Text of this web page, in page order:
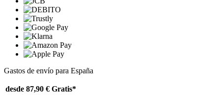
Gastos de envío para España
desde 87,90 € Gratis*